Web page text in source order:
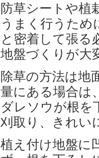
防草シートや植
うまく行うため
と密着して張る
地盤づくりが大
除草の方法は地
量にある場合は
ダレソウが根を
刈取り、きれい
植え付け地盤に